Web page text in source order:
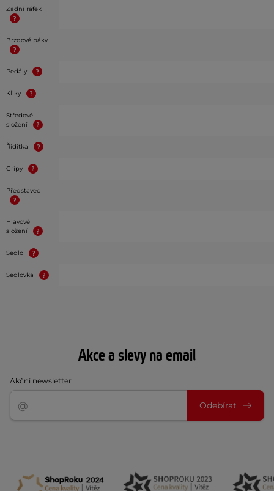
Zadní ráfek
Brzdové páky
Pedály
Kliky
Středové
složení
Řídítka
Gripy
Představec
Hlavové
složení
Sedlo
Sedlovka
Akce a slevy na email
Akční newsletter
Odebírat